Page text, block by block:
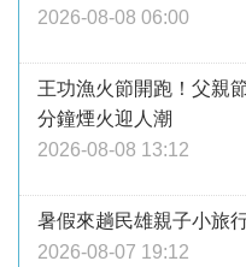
2026-08-08 06:00
王功漁火節開跑！父親
分鐘煙火迎人潮
2026-08-08 13:12
暑假來趟民雄親子小旅
2026-08-07 19:12